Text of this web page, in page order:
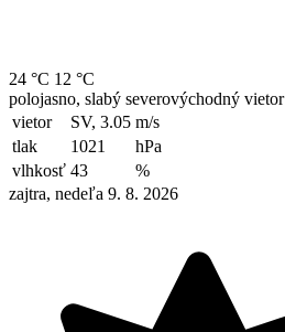
24 °C 12 °C
polojasno, slabý severovýchodný vietor
vietor
SV, 3.05 m/s
tlak
1021
hPa
vlhkosť 43
%
zajtra, nedeľa 9. 8. 2026